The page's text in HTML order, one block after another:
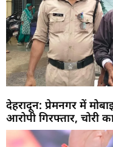
देहरादून: प्रेमनगर में
आरोपी गिरफ्तार, चोरी